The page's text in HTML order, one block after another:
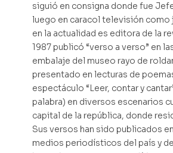
siguió en consigna donde fue
luego en caracol televisión como
en la actualidad es editora de la
1987 publicó “verso a verso” en
embalaje del museo rayo de
presentado en lecturas de
espectáculo “Leer, contar y
palabra) en diversos escenarios
capital de la república, donde
Sus versos han sido publicados
medios periodísticos del país y